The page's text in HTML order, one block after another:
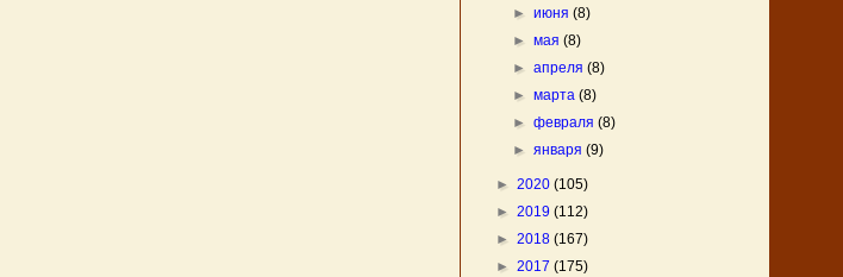
►июня(8)
►мая(8)
►апреля(8)
►марта(8)
►февраля(8)
►января(9)
► 2020 (105)
► 2019 (112)
► 2018 (167)
► 2017 (175)